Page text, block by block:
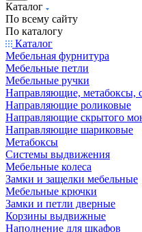
Каталог
По всему сайту
По каталогу
Каталог
Мебельная фурнитура
Мебельные петли
Мебельные ручки
Направляющие, метабоксы,
Направляющие роликовые
Направляющие скрытого
Направляющие шариковые
Метабоксы
Системы выдвижения
Мебельные колеса
Замки и защелки мебельные
Мебельные крючки
Замки и петли дверные
Корзины выдвижные
Наполнение для шкафов